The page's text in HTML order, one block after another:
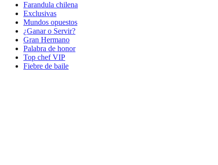
Farandula chilena
Exclusivas
Mundos opuestos
¿Ganar o Servir?
Gran Hermano
Palabra de honor
Top chef VIP
Fiebre de baile